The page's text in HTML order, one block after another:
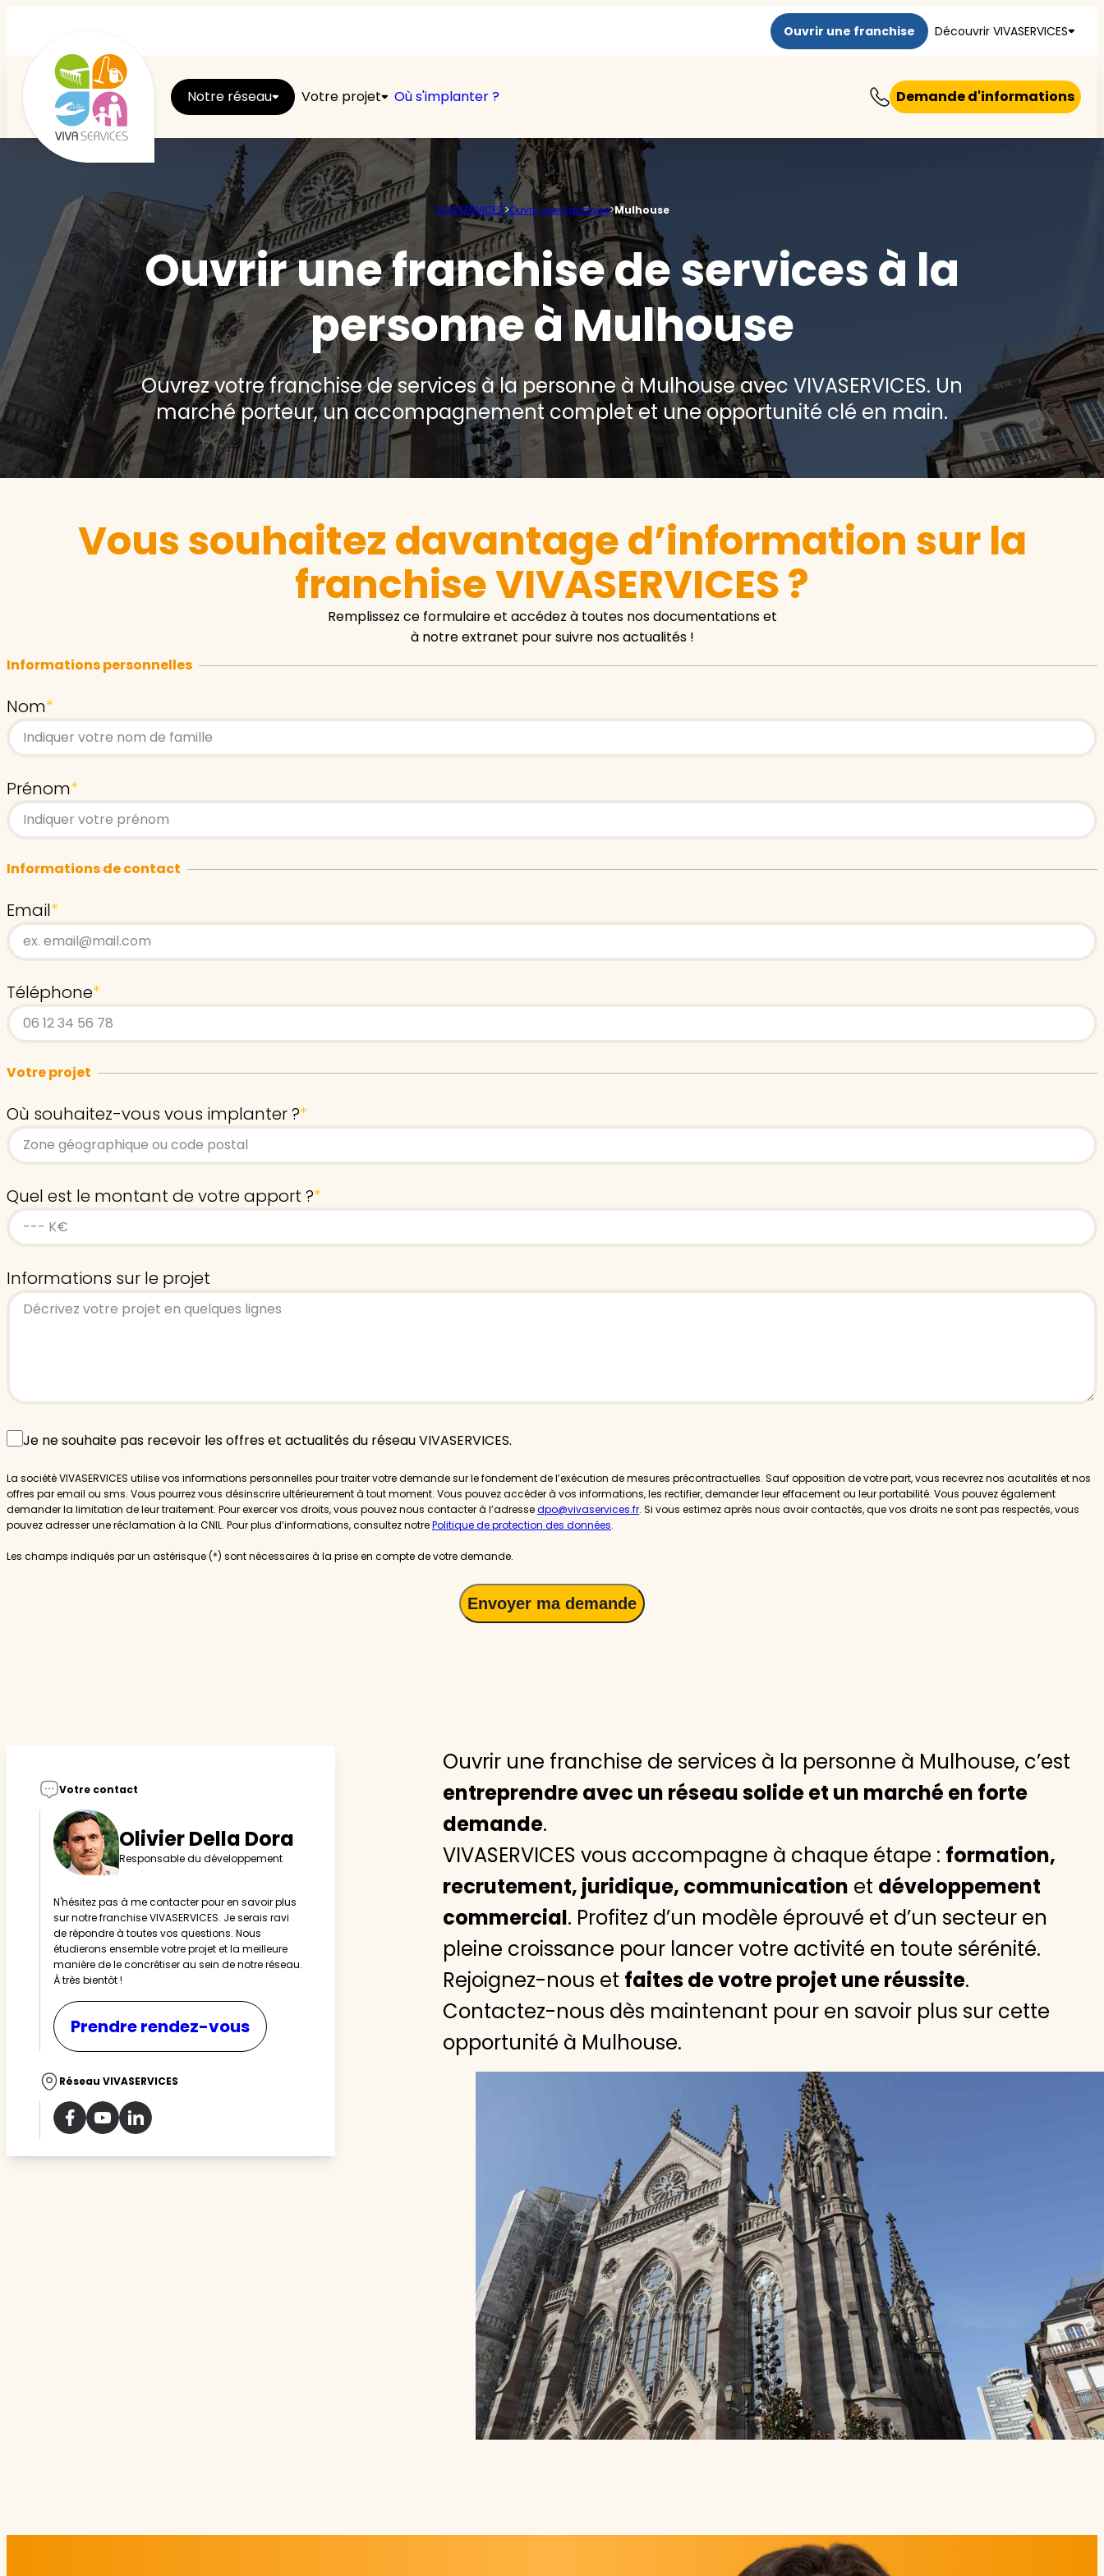
Ouvrir une franchise Découvrir VIVASERVICES
Notre réseau Votre projet Où s'implanter ? Demande d'informations
VIVASERVICES>Ouvrir une franchise>Mulhouse
Ouvrir une franchise de services à la
personne à Mulhouse
Ouvrez votre franchise de services à la personne à Mulhouse avec VIVASERVICES. Un
marché porteur, un accompagnement complet et une opportunité clé en main.
Vous souhaitez davantage d’information sur la
franchise VIVASERVICES ?
Remplissez ce formulaire et accédez à toutes nos documentations et
à notre extranet pour suivre nos actualités !
Informations personnelles
Nom*
Prénom*
Informations de contact
Email*
Téléphone*
Votre projet
Où souhaitez-vous vous implanter ?*
Quel est le montant de votre apport ?*
Informations sur le projet
Offres
actualités
Je ne souhaite pas recevoir les offres et actualités du réseau VIVASERVICES.
La société VIVASERVICES utilise vos informations personnelles pour traiter votre demande sur le fondement de l’exécution de mesures précontractuelles. Sauf opposition de votre part, vous recevrez nos acutalités et nos
offres par email ou sms. Vous pourrez vous désinscrire ultérieurement à tout moment. Vous pouvez accéder à vos informations, les rectifier, demander leur effacement ou leur portabilité. Vous pouvez également
demander la limitation de leur traitement. Pour exercer vos droits, vous pouvez nous contacter à l’adressedpo@vivaservices.fr. Si vous estimez après nous avoir contactés, que vos droits ne sont pas respectés, vous
pouvez adresser une réclamation à la CNIL. Pour plus d’informations, consultez notrePolitique de protection des données.
Les champs indiqués par un astérisque (*) sont nécessaires à la prise en compte de votre demande.
Votre contact
Olivier Della Dora
Responsable du développement
N'hésitez pas à me contacter pour en savoir plus
sur notre franchise VIVASERVICES. Je serais ravi
de répondre à toutes vos questions. Nous
étudierons ensemble votre projet et la meilleure
manière de le concrétiser au sein de notre réseau.
À très bientôt !
Prendre rendez-vous
Réseau VIVASERVICES
Ouvrir une franchise de services à la personne à Mulhouse, c’est
entreprendre avec un réseau solide et un marché en forte
demande.
VIVASERVICES vous accompagne à chaque étape : formation,
recrutement, juridique, communication et développement
commercial. Profitez d’un modèle éprouvé et d’un secteur en
pleine croissance pour lancer votre activité en toute sérénité.
Rejoignez-nous et faites de votre projet une réussite.
Contactez-nous dès maintenant pour en savoir plus sur cette
opportunité à Mulhouse.